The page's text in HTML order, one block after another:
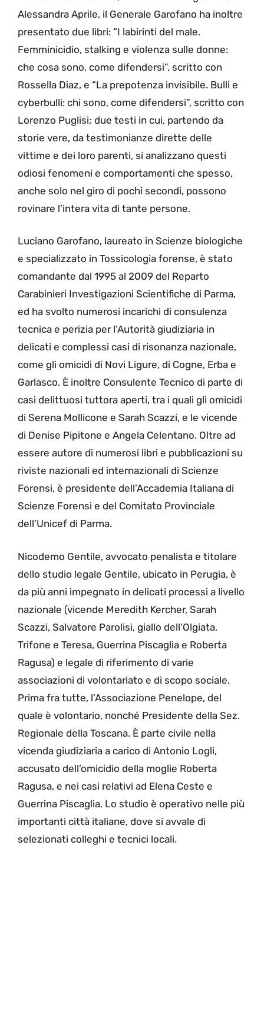
Alessandra Aprile, il Generale Garofano ha inoltre
presentato due libri: “I labirinti del male.
Femminicidio, stalking e violenza sulle donne:
che cosa sono, come difendersi”, scritto con
Rossella Diaz, e “La prepotenza invisibile. Bulli e
cyberbulli: chi sono, come difendersi”, scritto con
Lorenzo Puglisi; due testi in cui, partendo da
storie vere, da testimonianze dirette delle
vittime e dei loro parenti, si analizzano questi
odiosi fenomeni e comportamenti che spesso,
anche solo nel giro di pochi secondi, possono
rovinare l’intera vita di tante persone.
Luciano Garofano, laureato in Scienze biologiche
e specializzato in Tossicologia forense, è stato
comandante dal 1995 al 2009 del Reparto
Carabinieri Investigazioni Scientifiche di Parma,
ed ha svolto numerosi incarichi di consulenza
tecnica e perizia per l’Autorità giudiziaria in
delicati e complessi casi di risonanza nazionale,
come gli omicidi di Novi Ligure, di Cogne, Erba e
Garlasco. È inoltre Consulente Tecnico di parte di
casi delittuosi tuttora aperti, tra i quali gli omicidi
di Serena Mollicone e Sarah Scazzi, e le vicende
di Denise Pipitone e Angela Celentano. Oltre ad
essere autore di numerosi libri e pubblicazioni su
riviste nazionali ed internazionali di Scienze
Forensi, è presidente dell’Accademia Italiana di
Scienze Forensi e del Comitato Provinciale
dell’Unicef di Parma.
Nicodemo Gentile, avvocato penalista e titolare
dello studio legale Gentile, ubicato in Perugia, è
da più anni impegnato in delicati processi a livello
nazionale (vicende Meredith Kercher, Sarah
Scazzi, Salvatore Parolisi, giallo dell’Olgiata,
Trifone e Teresa, Guerrina Piscaglia e Roberta
Ragusa) e legale di riferimento di varie
associazioni di volontariato e di scopo sociale.
Prima fra tutte, l’Associazione Penelope, del
quale è volontario, nonché Presidente della Sez.
Regionale della Toscana. È parte civile nella
vicenda giudiziaria a carico di Antonio Logli,
accusato dell’omicidio della moglie Roberta
Ragusa, e nei casi relativi ad Elena Ceste e
Guerrina Piscaglia. Lo studio è operativo nelle più
importanti città italiane, dove si avvale di
selezionati colleghi e tecnici locali.